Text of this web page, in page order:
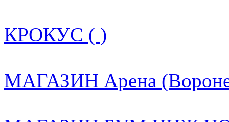
КРОКУС ( )
МАГАЗИН Арена